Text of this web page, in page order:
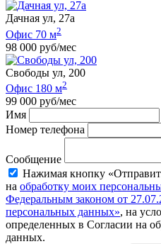
Дачная ул, 27а
Офис 70 м2
98 000 руб/мес
Свободы ул, 200
Офис 180 м2
99 000 руб/мес
Имя
Номер телефона
Сообщение
Нажимая кнопку
на обработку моих
Федеральным законом от
персональных данных», на
определенных в Согласии на
данных.